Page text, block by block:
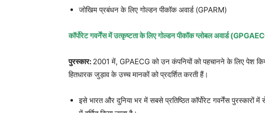
जोखिम प्रबंधन के लिए गोल्डन पीकॉक अवार्ड (GPARM)
कॉर्पोरेट गवर्नेंस में उत्कृष्टता के लिए गोल्डन पीकॉक ग्लोबल अवार्ड
पुरस्कार: 2001 में, GPAECG को उन कंपनियों को पहचानने के लिए पेश
हितधारक जुड़ाव के उच्च मानकों को प्रदर्शित करती हैं।
इसे भारत और दुनिया भर में सबसे प्रतिष्ठित कॉर्पोरेट गवर्नेंस